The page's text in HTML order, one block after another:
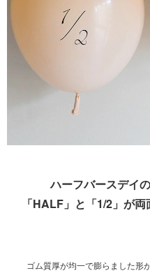
ハーフバースデイ
「HALF」と「1/2」が
ゴム質厚が均一で膨らました形